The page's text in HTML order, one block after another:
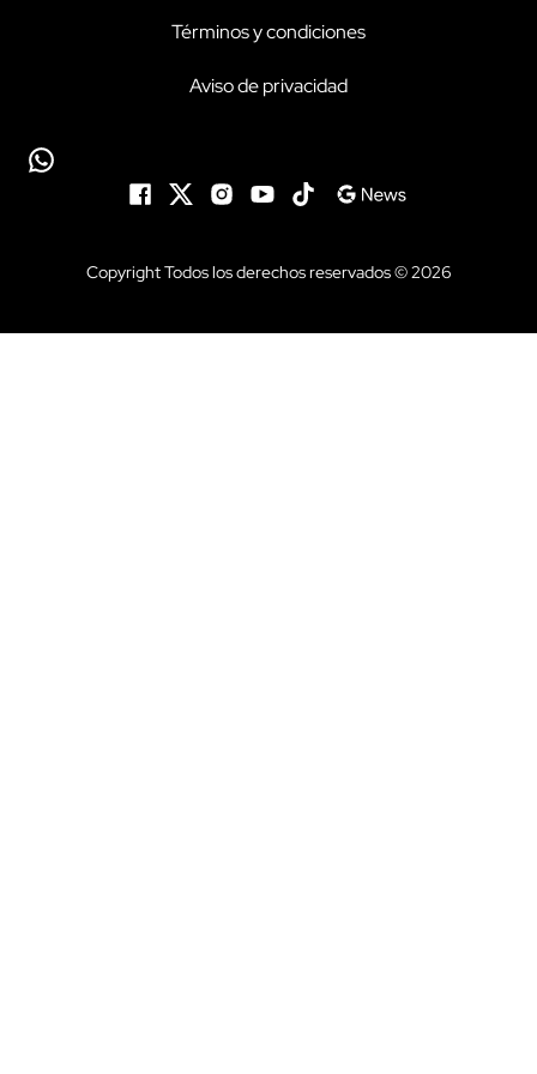
Términos y condiciones
Aviso de privacidad
Copyright Todos los derechos reservados © 2026